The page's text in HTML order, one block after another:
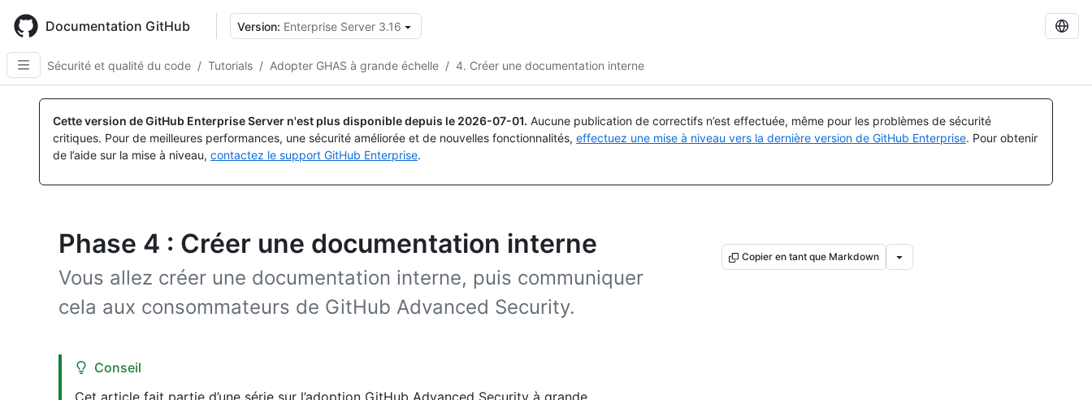
main
content
Documentation GitHub Version: Enterprise Server 3.16
Sécurité et qualité du code / Tutorials / Adopter GHAS à grande échelle / 4. Créer une documentation interne
Cette version de GitHub Enterprise Server n'est plus disponible depuis le 2026-07-01. Aucune publication de correctifs n’est effectuée, même pour les problèmes de sécurité
critiques. Pour de meilleures performances, une sécurité améliorée et de nouvelles fonctionnalités, effectuez une mise à niveau vers la dernière version de GitHub Enterprise. Pour obtenir
de l’aide sur la mise à niveau, contactez le support GitHub Enterprise.
Phase 4 : Créer une documentation interne
Vous allez créer une documentation interne, puis communiquer
cela aux consommateurs de GitHub Advanced Security.
Copier en tant que Markdown
Conseil
Cet article fait partie d’une série sur l’adoption GitHub Advanced Security à grande